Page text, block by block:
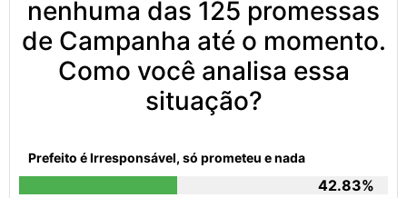
nenhuma das 125 promessas
de Campanha até o momento.
Como você analisa essa
situação?
Prefeito é Irresponsável, só prometeu e nada
42.83%